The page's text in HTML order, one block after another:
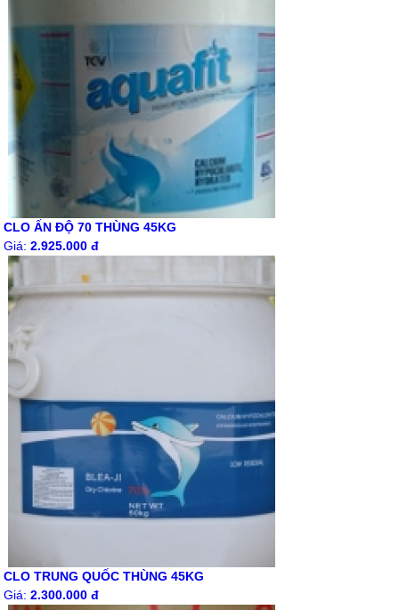
CLO ẤN ĐỘ 70 THÙNG 45KG
Giá:2.925.000 đ
CLO TRUNG QUỐC THÙNG 45KG
Giá:2.300.000 đ